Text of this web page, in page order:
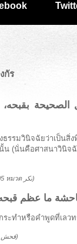
กัร
รรมวินิจฉัยว่าเป็นสิ่
(นั่นคือศาสนาวินิจ
หมวด نكر)
ما عظم قبحه
ะทำหรือคำพูดที่เลว
فحش)